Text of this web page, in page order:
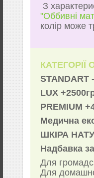
З
"Оббивні
колір може
КАТЕГОРІЇ
STANDART
LUX
PREMIUM
Медична
ШКІРА
Надбавка
Для
Для